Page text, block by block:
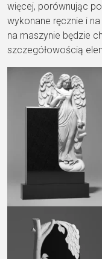
więcej, porównując
wykonane ręcznie i
na maszynie będzie
szczegółowością